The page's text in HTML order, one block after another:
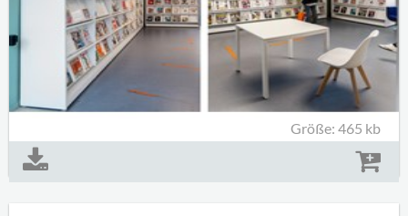
Größe: 465 kb